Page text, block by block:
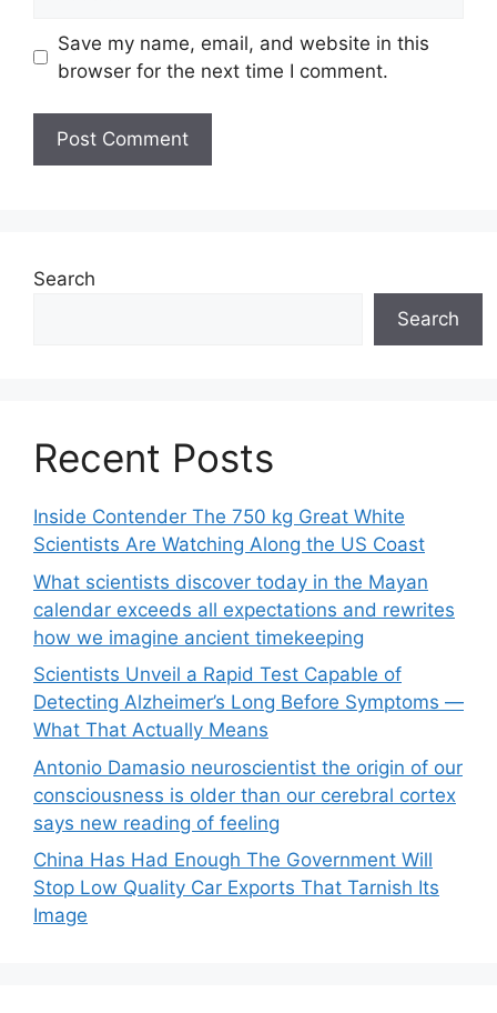
Save my name, email, and website in this
browser for the next time I comment.
Search
Search
Recent Posts
Inside Contender The 750 kg Great White
Scientists Are Watching Along the US Coast
What scientists discover today in the Mayan
calendar exceeds all expectations and rewrites
how we imagine ancient timekeeping
Scientists Unveil a Rapid Test Capable of
Detecting Alzheimer’s Long Before Symptoms —
What That Actually Means
Antonio Damasio neuroscientist the origin of our
consciousness is older than our cerebral cortex
says new reading of feeling
China Has Had Enough The Government Will
Stop Low Quality Car Exports That Tarnish Its
Image